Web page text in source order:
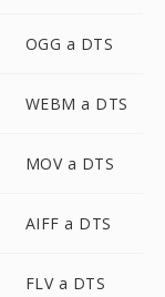
OGG a DTS
WEBM a DTS
MOV a DTS
AIFF a DTS
FLV a DTS